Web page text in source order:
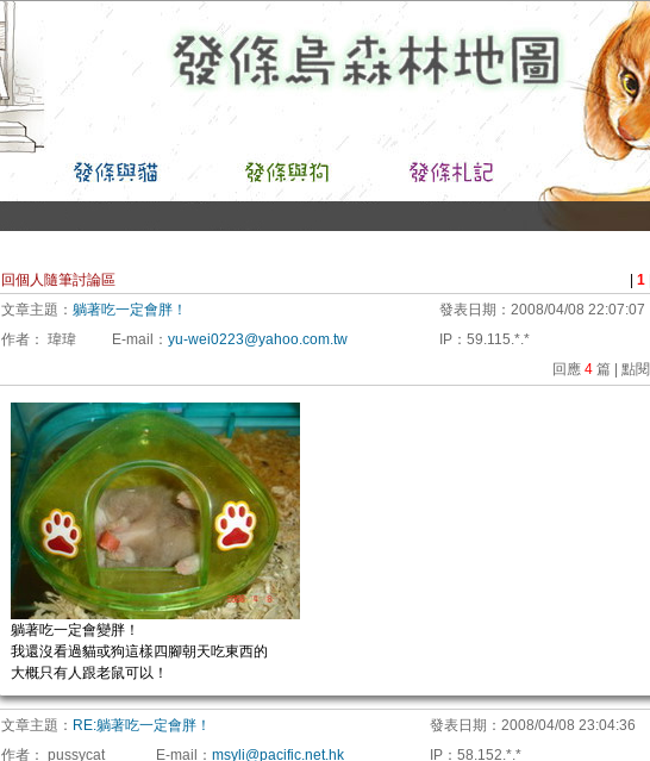
回個人隨筆討論區 1
文章主題： 躺著吃一定會胖！ 發表日期： 2008/04/08 22:07:07
作者： 瑋瑋 E-mail ： yu-wei0223@yahoo.com.tw IP ： 59.115.*.*
回應 4 篇 | 點閱
躺著吃一定會變胖！
我還沒看過貓或狗這樣四腳朝天吃東西的
大概只有人跟老鼠可以！
文章主題： RE:躺著吃一定會胖！ 發表日期： 2008/04/08 23:04:36
作者： pussycat E-mail ： msyli@pacific.net.hk IP ： 58.152.*.*